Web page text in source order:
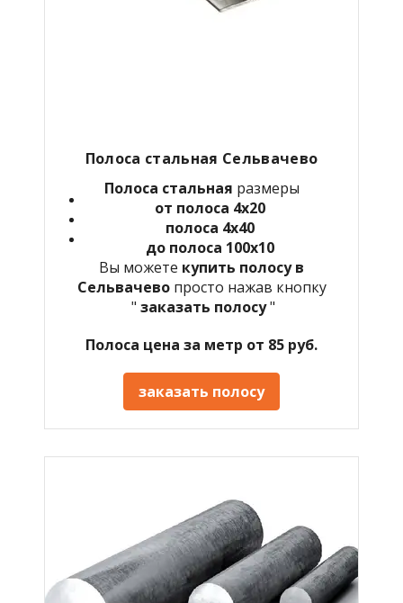
Полоса стальная Сельвачево
Полоса стальная размеры
от полоса 4х20
полоса 4х40
до полоса 100х10
Вы можете купить полосу в
Сельвачевопросто нажав кнопку
" заказать полосу"
Полоса цена за метр от 85 руб.
заказать полосу